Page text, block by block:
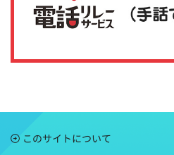
このサイトについて